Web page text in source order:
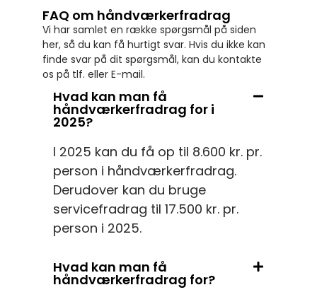
FAQ om håndværkerfradrag
Vi har samlet en række spørgsmål på siden
her, så du kan få hurtigt svar. Hvis du ikke kan
finde svar på dit spørgsmål, kan du kontakte
os på tlf. eller E-mail.
Hvad kan man få
håndværkerfradrag for i
2025?
I 2025 kan du få op til 8.600 kr. pr.
person i håndværkerfradrag.
Derudover kan du bruge
servicefradrag til 17.500 kr. pr.
person i 2025.
Hvad kan man få
håndværkerfradrag for?